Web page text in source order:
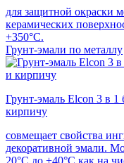
для защитной окраски
керамических
+350°С.
Грунт-эмали по металлу
Грунт-эмаль Elcon 3 в 1
кирпичу
совмещает свойства
декоративной эмали.
20°С до +40°С как на